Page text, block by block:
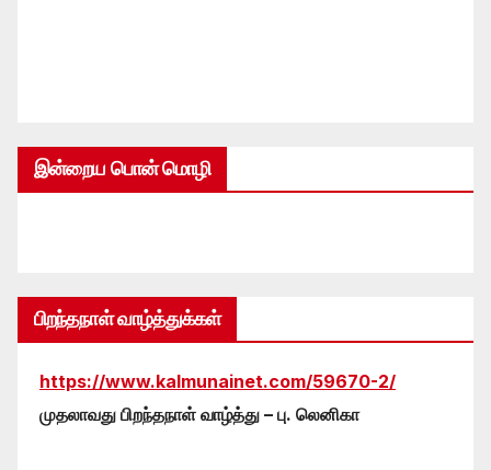
இன்றைய பொன் மொழி
பிறந்தநாள் வாழ்த்துக்கள்
https://www.kalmunainet.com/59670-2/
முதலாவது பிறந்தநாள் வாழ்த்து – பு. லெனிகா